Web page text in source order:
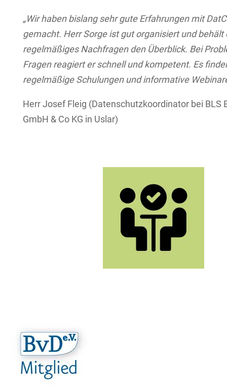
„Wir haben bislang sehr gute Erfahrungen mit
gemacht. Herr Sorge ist gut organisiert und behält
regelmäßiges Nachfragen den Überblick. Bei
Fragen reagiert er schnell und kompetent. Es
regelmäßige Schulungen und informative
Herr Josef Fleig (Datenschutzkoordinator bei BLS
GmbH & Co KG in Uslar)